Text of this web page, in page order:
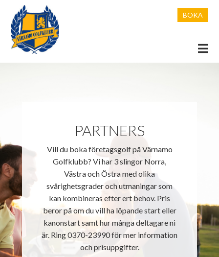
BOKA
LEKTIONER
JUNIORTRÄNING 2026
LAGKLÄDER JUNIOR
ATT SPELA PÅ BANAN SOM JUNIOR!
(INFO FÖR JUNIORER/FÖRÄLDRAR)
VINTERTRÄNING 2026
CUSTOM FITTING
TRÄNA MED GOLFGÄNGET
STÄLLPLATS
BANOR
AKTUELLT BOKNINGSLÄGE
VÅRA SPONSORER
GOLF BISTRO
LUNCHMENY
PIZZA & À LA CARTE
MEDLEMSANSÖKAN
MEDLEMSSIDA
KLUBBEN
KONTAKT
STYRELSEN
PARTNERS
Vill du boka företagsgolf på Värnamo
Golfklubb? Vi har 3 slingor Norra,
Västra och Östra med olika
svårighetsgrader och utmaningar som
kan kombineras efter ert behov. Pris
beror på om du vill ha löpande start eller
kanonstart samt hur många deltagare ni
är. Ring 0370-23990 för mer information
och prisuppgifter.